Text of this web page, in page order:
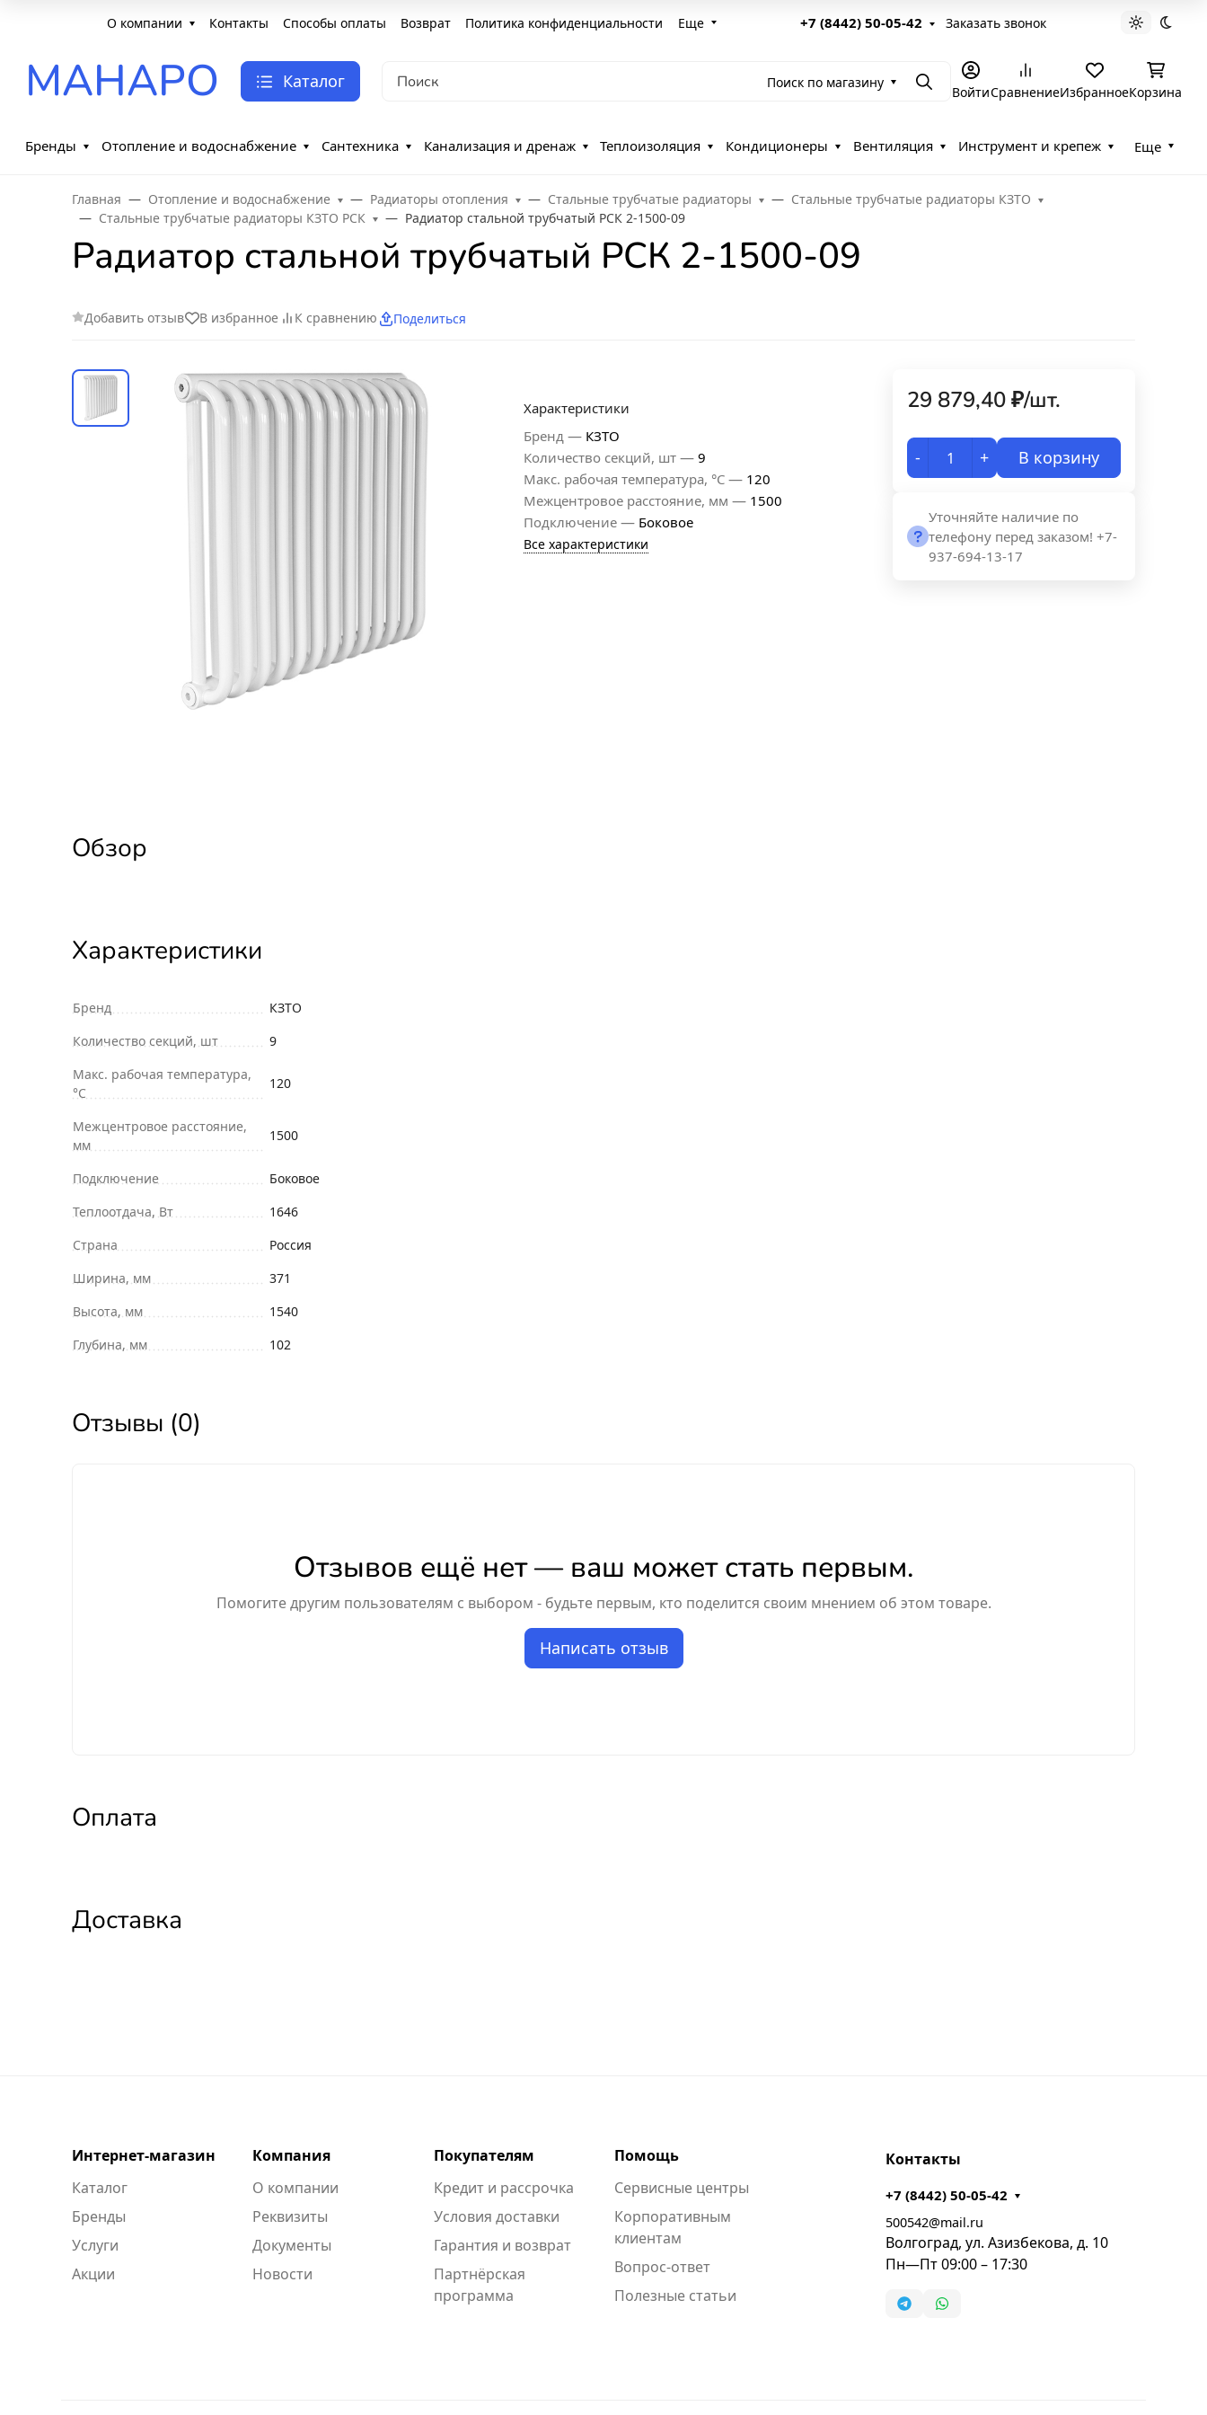
О компании Контакты Способы оплаты Возврат Политика конфиденциальности Еще +7 (8442) 50-05-42 Заказать звонок Светлая
МАНАРО Каталог Поиск по магазину ПоискВойтиСравнениеИзбранноеКорзина
Бренды Отопление и водоснабжение Сантехника Канализация и дренаж Теплоизоляция Кондиционеры Вентиляция Инструмент и крепеж Еще
Главная Отопление и водоснабжение Радиаторы отопления Стальные трубчатые радиаторы
Стальные трубчатые радиаторы КЗТО
Стальные трубчатые радиаторы КЗТО РСК
Радиатор стальной трубчатый РСК 2-1500-09
Радиатор стальной трубчатый РСК 2-1500-09
Добавить отзыв В избранное К сравнению Поделиться
Характеристики
Бренд — КЗТО
Количество секций, шт — 9
Макс. рабочая температура, °С — 120
Межцентровое расстояние, мм — 1500
Подключение — Боковое
Все характеристики
29 879,40₽/шт.
- + В корзину
Уточняйте наличие по
телефону перед заказом! +7-
937-694-13-17
Обзор
Характеристики
Бренд
КЗТО
Количество секций, шт
9
Макс. рабочая температура,
°С
120
Межцентровое расстояние,
мм
1500
Подключение
Боковое
Теплоотдача, Вт
1646
Страна
Россия
Ширина, мм
371
Высота, мм
1540
Глубина, мм
102
Отзывы (0)
Отзывов ещё нет — ваш может стать первым.
Помогите другим пользователям с выбором - будьте первым, кто поделится своим мнением об этом товаре.
Написать отзыв
Оплата
Доставка
Интернет-магазин
Каталог
Бренды
Услуги
Акции
Компания
О компании
Реквизиты
Документы
Новости
Покупателям
Кредит и рассрочка
Условия доставки
Гарантия и возврат
Партнёрская
программа
Помощь
Сервисные центры
Корпоративным
клиентам
Вопрос-ответ
Полезные статьи
Контакты
+7 (8442) 50-05-42
500542@mail.ru
Волгоград, ул. Азизбекова, д. 10
Пн—Пт 09:00 – 17:30